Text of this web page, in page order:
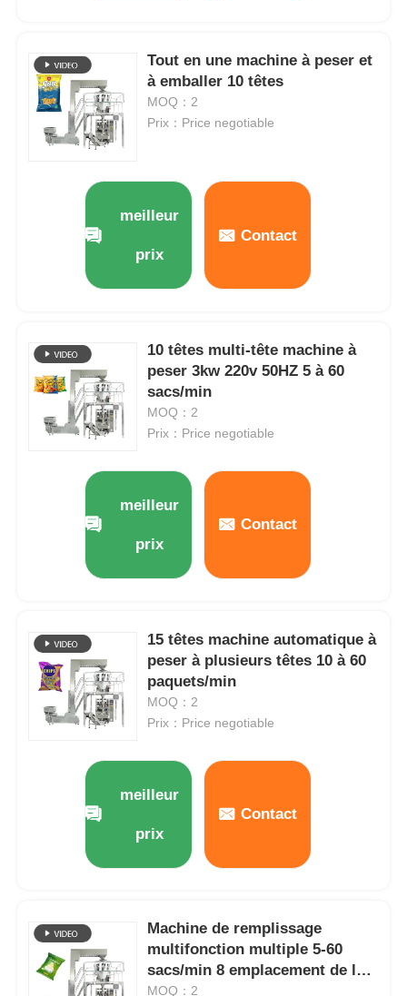
À la maison
Produits
À propos de nous
Visite de l'usine
Contrôle de qualité
Nous contacter
Les affaires
Machines à emballer en rotation
Machine à emballer à plusieurs voies
Machine déshydratante de machine à mettre sous
Machines d'emballage
machine à cartonner
machine de remplissage
machine de boulette
Tout en une machine à peser et
à emballer 10 têtes
MOQ：2
Prix：Price negotiable
meilleur
prix
Contact
10 têtes multi-tête machine à
peser 3kw 220v 50HZ 5 à 60
sacs/min
MOQ：2
Prix：Price negotiable
meilleur
prix
Contact
15 têtes machine automatique à
peser à plusieurs têtes 10 à 60
paquets/min
MOQ：2
Prix：Price negotiable
meilleur
prix
Contact
Machine de remplissage
multifonction multiple 5-60
sacs/min 8 emplacement de la
station
MOQ：2